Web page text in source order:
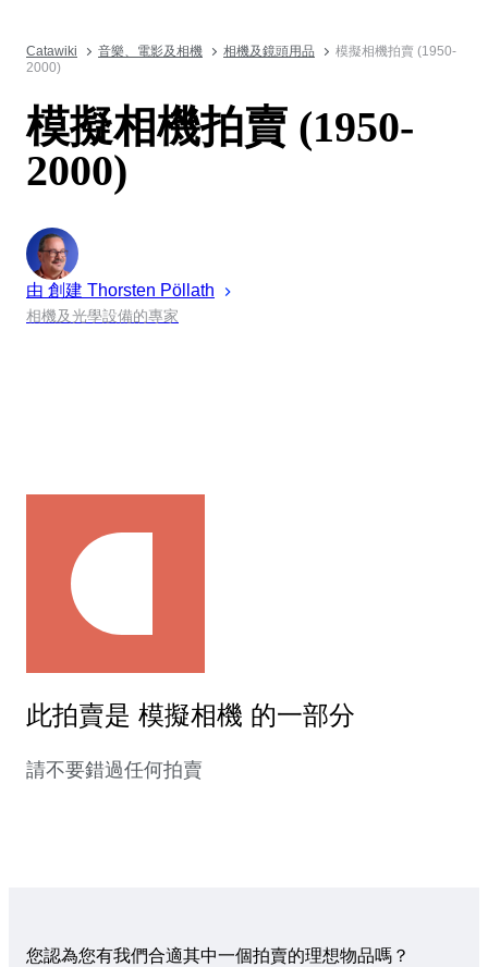
Catawiki 音樂、電影及相機 相機及鏡頭用品
模擬相機拍賣 (1950-
2000)
模擬相機拍賣 (1950-
2000)
由 創建 Thorsten Pöllath
相機及光學設備的專家
此拍賣是 模擬相機 的一部分
請不要錯過任何拍賣
您認為您有我們合適其中一個拍賣的理想物品嗎？